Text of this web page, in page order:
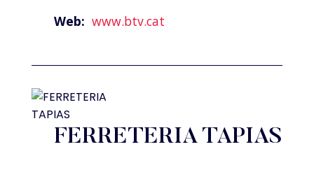
Web: www.btv.cat
FERRETERIA TAPIAS